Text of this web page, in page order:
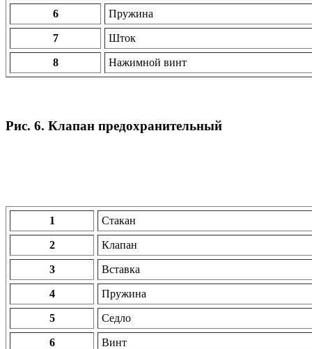
6 Пружина
7 Шток
8 Нажимной винт
Рис. 6. Клапан предохранительный
1 Стакан
2 Клапан
3 Вставка
4 Пружина
5 Седло
6 Винт